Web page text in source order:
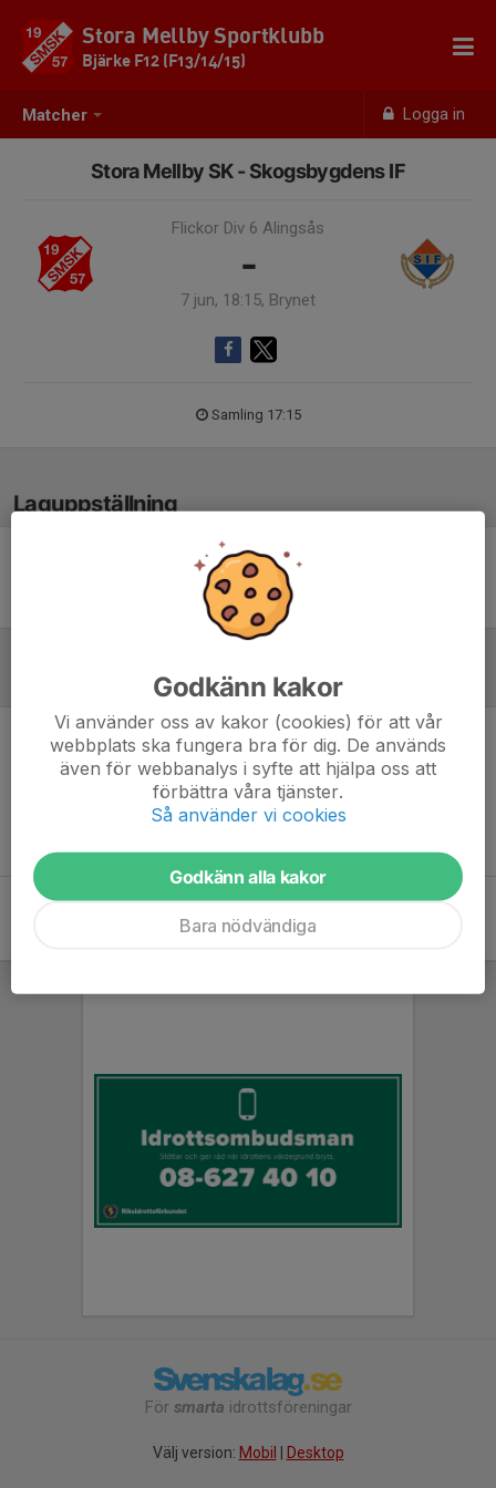
Matcher Logga in
Stora Mellby Sportklubb
Bjärke F12 (F13/14/15)
Stora Mellby SK - Skogsbygdens IF
Flickor Div 6 Alingsås
-
7 jun, 18:15, Brynet
Samling 17:15
Laguppställning
Ingen uppställning ifylld
Inget referat skrivet
För smarta idrottsföreningar
Välj version: Mobil Desktop
Godkänn kakor
Vi använder oss av kakor (cookies) för att vår
webbplats ska fungera bra för dig. De används
även för webbanalys i syfte att hjälpa oss att
förbättra våra tjänster.
Så använder vi cookies
Godkänn alla kakor
Bara nödvändiga